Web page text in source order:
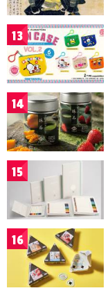
13
14
15
16